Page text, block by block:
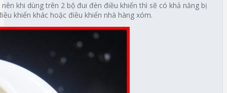
nên khi dùng trên 2 bộ đui đèn điều khiển thì sẽ có khả năng bị
khiển khác hoặc điều khiển nhà hàng xóm.